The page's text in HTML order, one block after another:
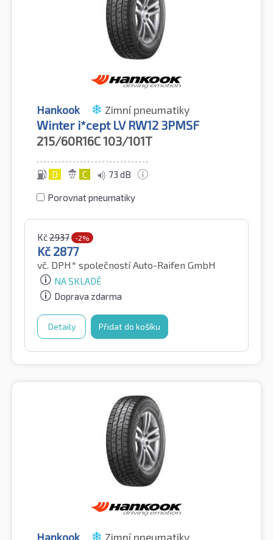
Hankook Zimní pneumatiky
Winter i*cept LV RW12 3PMSF
215/60R16C103/101T
D C 73 dB
Porovnat pneumatiky
Kč2937 -2%
Kč 2877
vč. DPH* společností Auto-Raifen GmbH
NA SKLADĚ
Doprava zdarma
Detaily Přidat do košíku
Hankook Zimní pneumatiky